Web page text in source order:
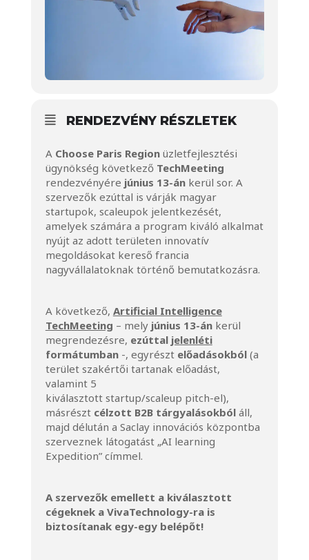
RENDEZVÉNY RÉSZLETEK
A Choose Paris Regionüzletfejlesztési
ügynökség következő TechMeeting
rendezvényére június 13-án kerül sor. A
szervezők ezúttal is várják magyar
startupok, scaleupok jelentkezését,
amelyek számára a program kiváló alkalmat
nyújt az adott területen innovatív
megoldásokat kereső francia
nagyvállalatoknak történő bemutatkozásra.
A következő, Artificial Intelligence
TechMeeting – mely június 13-án kerül
megrendezésre, ezúttal jelenléti
formátumban-, egyrészt előadásokból (a
terület szakértői tartanak előadást,
valamint 5
kiválasztott startup/scaleup pitch-el),
másrésztcélzott B2B tárgyalásokbóláll,
majd délután a Saclay innovációs központba
szerveznek látogatást „AI learning
Expedition” címmel.
A szervezők emellett a kiválasztott
cégeknek a VivaTechnology-ra is
biztosítanak egy-egy belépőt!